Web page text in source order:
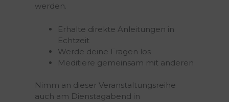
werden.
Erhalte direkte Anleitungen in
Echtzeit
Werde deine Fragen los
Meditiere gemeinsam mit anderen
Nimm an dieser Veranstaltungsreihe
auch am Dienstagabend in